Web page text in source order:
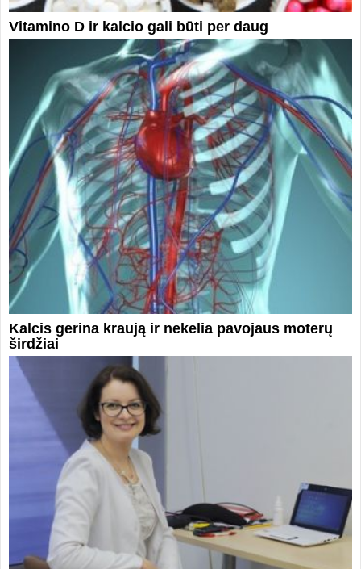
Vitamino D ir kalcio gali būti per daug
Kalcis gerina kraują ir nekelia pavojaus moterų
širdžiai